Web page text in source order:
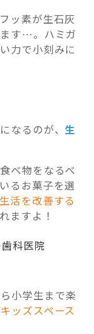
ッ素が生石灰
す…。ハミガ
力で小刻みに
なるのが、生
べ物をなるべ
るお菓子を選
活を改善する
ますよ！
科医院
小学生まで楽
キッズスペース